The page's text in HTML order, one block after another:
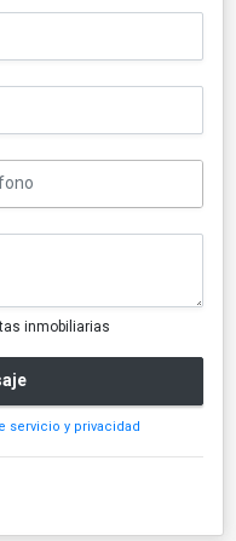
inmobiliarias
servicio y privacidad